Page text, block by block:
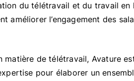
du télétravail et du travail
améliorer l’engagement des
matière de télétravail, Avature
pour élaborer un